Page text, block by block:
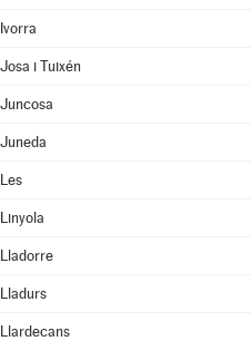
Ivorra
Josa i Tuixén
Juncosa
Juneda
Les
Linyola
Lladorre
Lladurs
Llardecans